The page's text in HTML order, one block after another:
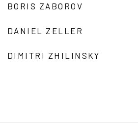
BORIS ZABOROV
DANIEL ZELLER
DIMITRI ZHILINSKY